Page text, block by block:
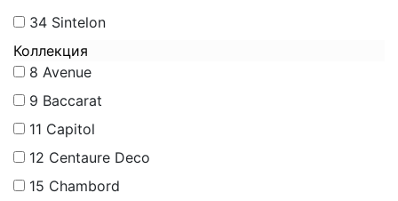
34 Sintelon
Коллекция
8 Avenue
9 Baccarat
11 Capitol
12 Centaure Deco
15 Chambord